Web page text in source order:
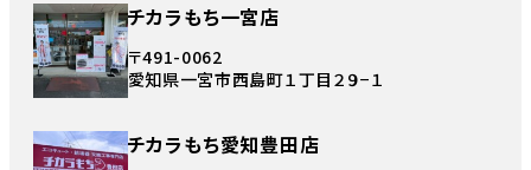
チカラもち一宮店
〒491-0062
愛知県一宮市西島町１丁目２９−１
チカラもち愛知豊田店